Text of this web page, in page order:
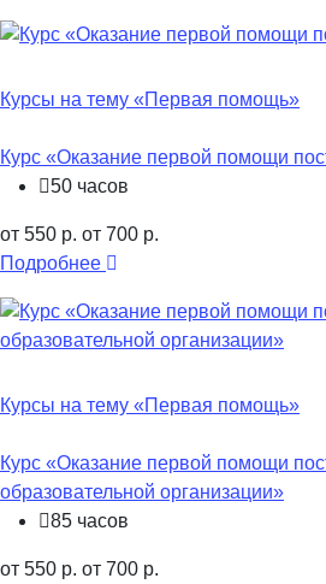
Курсы на тему «Первая помощь»
Курс «Оказание первой помощи
50 часов
от 550 р. от 700 р.
Подробнее
Курсы на тему «Первая помощь»
Курс «Оказание первой помощи
образовательной организации»
85 часов
от 550 р. от 700 р.